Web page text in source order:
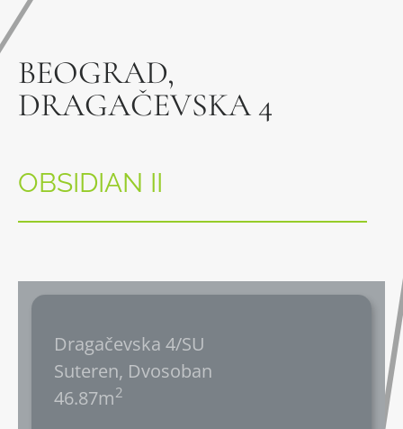
BEOGRAD,
DRAGAČEVSKA 4
OBSIDIAN II
Dragačevska 4/SU
Suteren, Dvosoban
46.87m2